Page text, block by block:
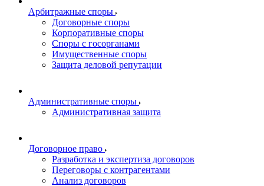
Арбитражные споры
Договорные споры
Корпоративные споры
Споры с госорганами
Имущественные споры
Защита деловой репутации
Административные споры
Административная защита
Договорное право
Разработка и экспертиза договоров
Переговоры с контрагентами
Анализ договоров